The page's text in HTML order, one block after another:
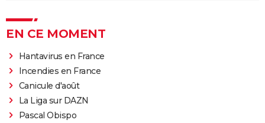
EN CE MOMENT
Hantavirus en France
Incendies en France
Canicule d'août
La Liga sur DAZN
Pascal Obispo